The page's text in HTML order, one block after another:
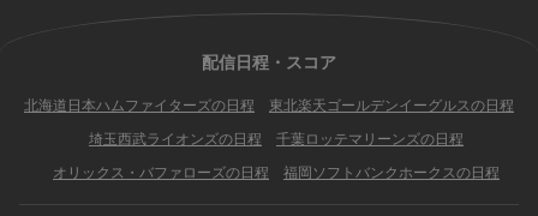
配信日程・スコア
北海道日本ハムファイターズの日程
東北楽天ゴールデンイーグルスの日程
埼玉西武ライオンズの日程
千葉ロッテマリーンズの日程
オリックス・バファローズの日程
福岡ソフトバンクホークスの日程